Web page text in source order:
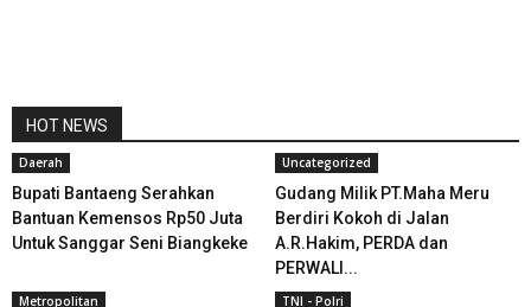
HOT NEWS
Daerah
Bupati Bantaeng Serahkan
Bantuan Kemensos Rp50 Juta
Untuk Sanggar Seni Biangkeke
Uncategorized
Gudang Milik PT.Maha Meru
Berdiri Kokoh di Jalan
A.R.Hakim, PERDA dan
PERWALI...
Metropolitan TNI - Polri